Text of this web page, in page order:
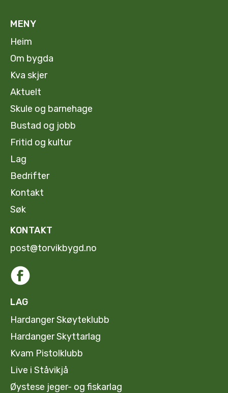
MENY
Heim
Om bygda
Kva skjer
Aktuelt
Skule og barnehage
Bustad og jobb
Fritid og kultur
Lag
Bedrifter
Kontakt
Søk
KONTAKT
post@torvikbygd.no
LAG
Hardanger Skøyteklubb
Hardanger Skyttarlag
Kvam Pistolklubb
Live i Ståvikjå
Øystese jeger- og fiskarlag